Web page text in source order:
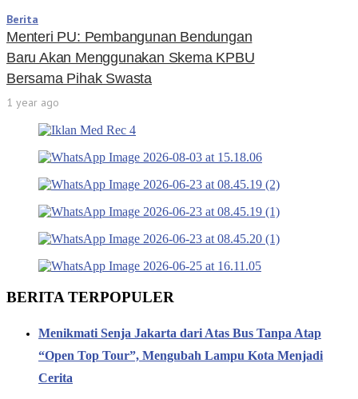
Berita
Menteri PU: Pembangunan Bendungan
Baru Akan Menggunakan Skema KPBU
Bersama Pihak Swasta
1 year ago
BERITA TERPOPULER
Menikmati Senja Jakarta dari Atas Bus Tanpa Atap
“Open Top Tour”, Mengubah Lampu Kota Menjadi
Cerita